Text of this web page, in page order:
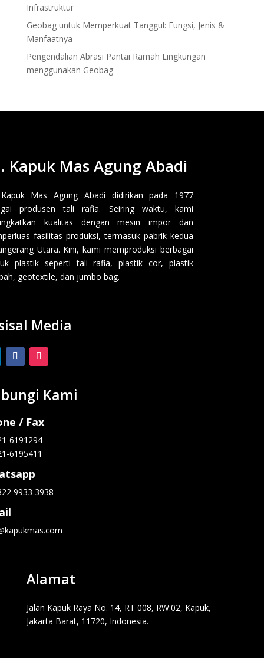
Infrastruktur
Geobag untuk Memperkuat Tanggul: Fungsi, Jenis &
Manfaatnya
Pengendalian Abrasi Pantai Ramah Lingkungan
menggunakan Geobag
Kapuk Mas Agung Abadi
Mas Agung Abadi didirikan pada 1977
produsen tali rafia. Seiring waktu, kami
kualitas dengan mesin impor dan
fasilitas produksi, termasuk pabrik kedua
Utara. Kini, kami memproduksi berbagai
plastik seperti tali rafia, plastik cor, plastik
geotextile, dan jumbo bag.
Media
Kami
/ Fax
6191294
6195411
9933 3938
Alamat
Jalan Kapuk Raya No. 14, RT 008, RW:02, Kapuk,
Jakarta Barat, 11720, Indonesia.